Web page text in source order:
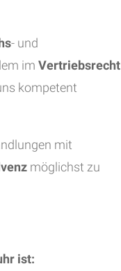
- und
im Vertriebsrecht
kompetent
mit
möglichst zu
ist: